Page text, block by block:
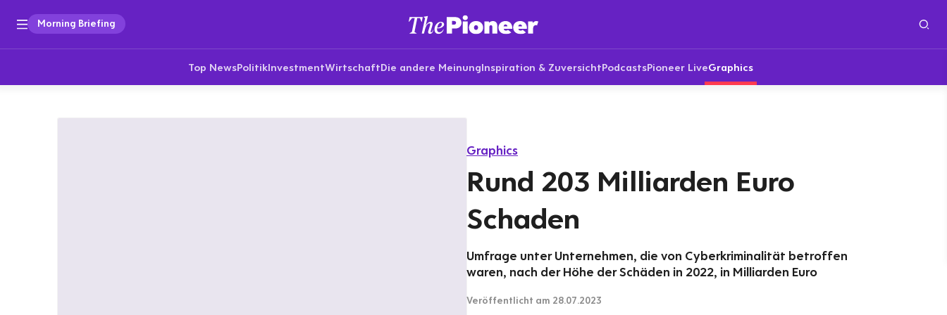
Morning Briefing
Top NewsPolitikInvestmentWirtschaftDie andere MeinungInspiration & ZuversichtPodcastsPioneer LiveGraphics
Graphics
Rund 203 Milliarden Euro
Schaden
Umfrage unter Unternehmen, die von Cyberkriminalität betroffen
waren, nach der Höhe der Schäden in 2022, in Milliarden Euro
Veröffentlicht am 28.07.2023